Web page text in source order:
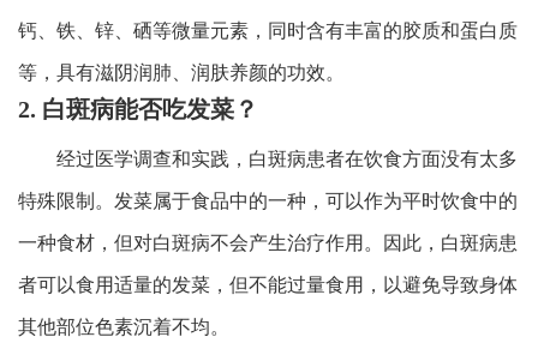
钙、铁、锌、硒等微量元素，同时含有丰富的胶质和蛋白质
等，具有滋阴润肺、润肤养颜的功效。
2. 白斑病能否吃发菜？
经过医学调查和实践，白斑病患者在饮食方面没有太多
特殊限制。发菜属于食品中的一种，可以作为平时饮食中的
一种食材，但对白斑病不会产生治疗作用。因此，白斑病患
者可以食用适量的发菜，但不能过量食用，以避免导致身体
其他部位色素沉着不均。